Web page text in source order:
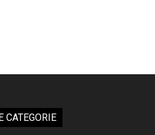
CATEGORIE